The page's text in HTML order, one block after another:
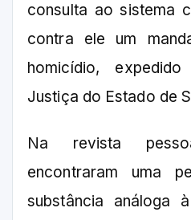
consulta ao sistema
contra ele um
homicídio,
Justiça do Estado de
Na revista
encontraram uma
substância análoga